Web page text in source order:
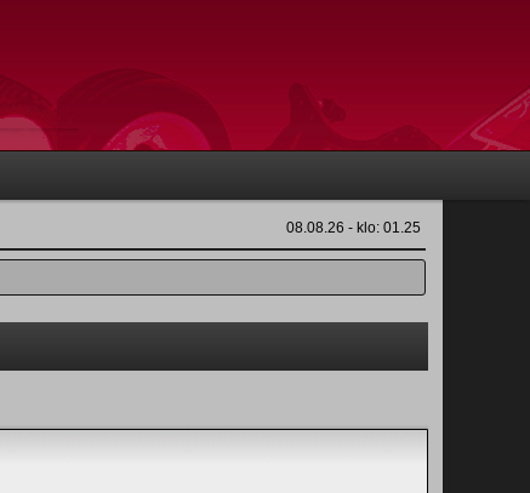
08.08.26 - klo: 01.25